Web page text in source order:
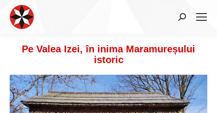
Search:
Pe Valea Izei, în inima Maramureșului
istoric